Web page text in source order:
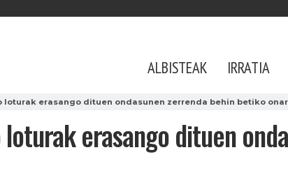
ALBISTEAK IRRATIA
erasango dituen ondasunen zerrenda behin betiko
erasango dituen